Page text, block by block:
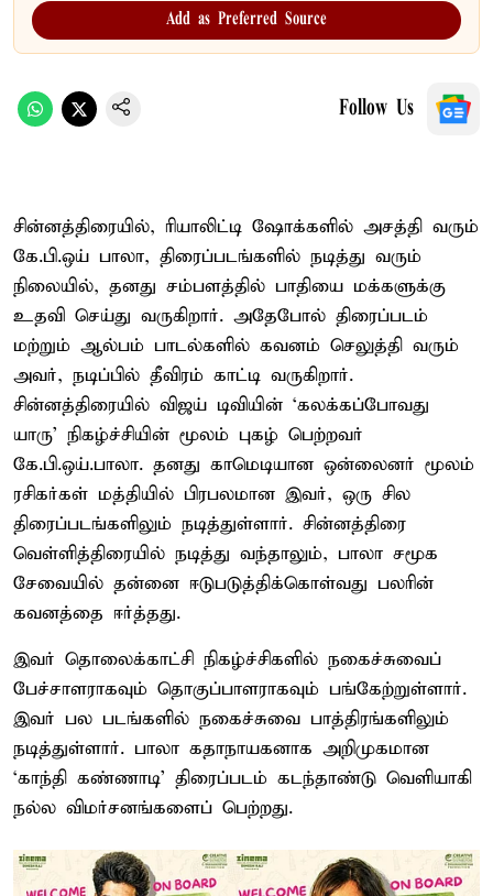
Add as Preferred Source
Follow Us
சின்னத்திரையில், ரியாலிட்டி ஷோக்களில் அசத்தி வரும்
கே.பி.ஒய் பாலா, திரைப்படங்களில் நடித்து வரும்
நிலையில், தனது சம்பளத்தில் பாதியை மக்களுக்கு
உதவி செய்து வருகிறார். அதேபோல் திரைப்படம்
மற்றும் ஆல்பம் பாடல்களில் கவனம் செலுத்தி வரும்
அவர், நடிப்பில் தீவிரம் காட்டி வருகிறார்.
சின்னத்திரையில் விஜய் டிவியின் ‘கலக்கப்போவது
யாரு’ நிகழ்ச்சியின் மூலம் புகழ் பெற்றவர்
கே.பி.ஒய்.பாலா. தனது காமெடியான ஒன்லைனர் மூலம்
ரசிகர்கள் மத்தியில் பிரபலமான இவர், ஒரு சில
திரைப்படங்களிலும் நடித்துள்ளார். சின்னத்திரை
வெள்ளித்திரையில் நடித்து வந்தாலும், பாலா சமூக
சேவையில் தன்னை ஈடுபடுத்திக்கொள்வது பலரின்
கவனத்தை ஈர்த்தது.
இவர் தொலைக்காட்சி நிகழ்ச்சிகளில் நகைச்சுவைப்
பேச்சாளராகவும் தொகுப்பாளராகவும் பங்கேற்றுள்ளார்.
இவர் பல படங்களில் நகைச்சுவை பாத்திரங்களிலும்
நடித்துள்ளார். பாலா கதாநாயகனாக அறிமுகமான
‘காந்தி கண்ணாடி’ திரைப்படம் கடந்தாண்டு வெளியாகி
நல்ல விமர்சனங்களைப் பெற்றது.